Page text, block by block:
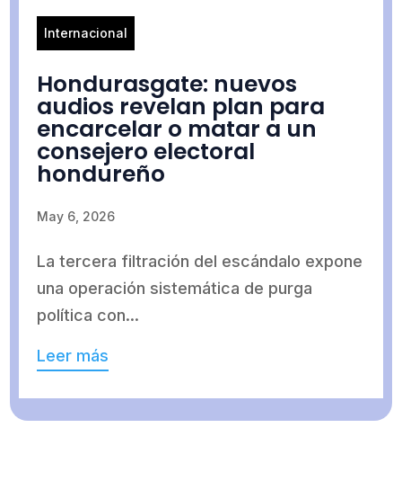
Internacional
Hondurasgate: nuevos
audios revelan plan para
encarcelar o matar a un
consejero electoral
hondureño
May 6, 2026
La tercera filtración del escándalo expone
una operación sistemática de purga
política con...
Leer más